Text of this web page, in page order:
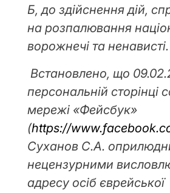
Б, до здійснення дій,
на розпалювання
ворожнечі та ненависті.
Встановлено, що
персональній сторінці
мережі «Фейсбук»
(https://
Суханов С.А.
нецензурними
адресу осіб єврейської